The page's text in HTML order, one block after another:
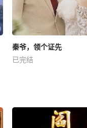
秦爷，领个证先
已完结